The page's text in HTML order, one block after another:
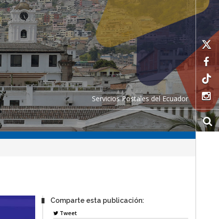
Servicios Postales del Ecuador
Comparte esta publicación:
Tweet